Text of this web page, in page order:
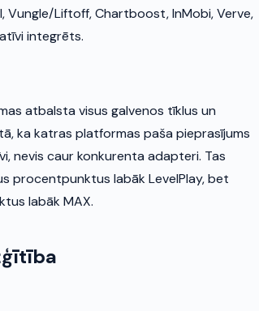
Vungle/Liftoff, Chartboost, InMobi, Verve,
integrēts.
atbalsta visus galvenos tīklus un
ka katras platformas paša pieprasījums
nevis caur konkurenta adapteri. Tas
procentpunktus labāk LevelPlay, bet
labāk MAX.